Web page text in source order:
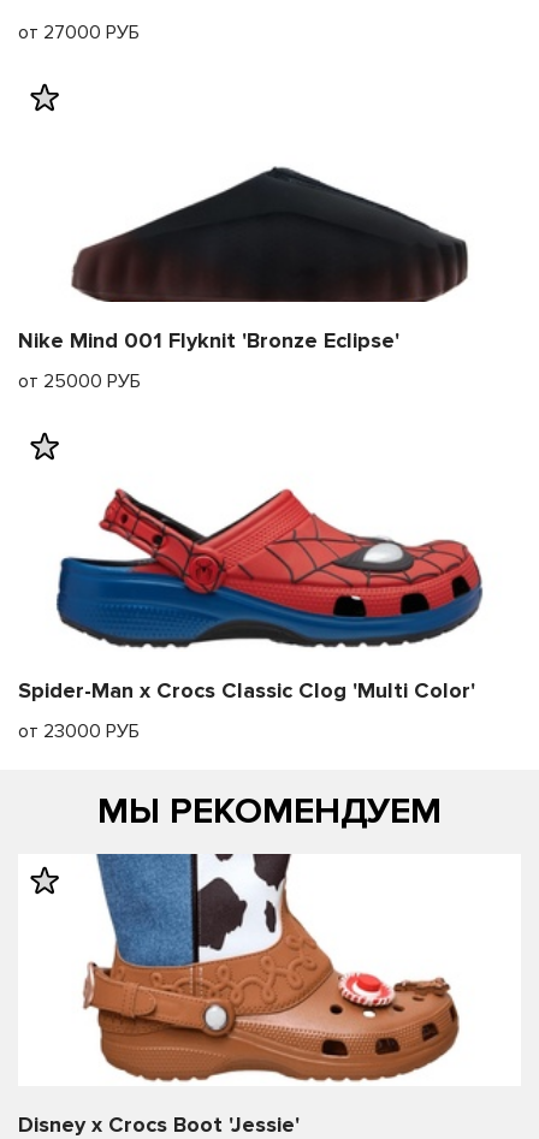
от 27000 РУБ
Nike Mind 001 Flyknit 'Bronze Eclipse'
от 25000 РУБ
Spider-Man x Crocs Classic Clog 'Multi Color'
от 23000 РУБ
МЫ РЕКОМЕНДУЕМ
Disney x Crocs Boot 'Jessie'